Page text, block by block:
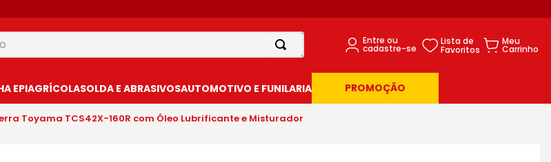
EPIAGRÍCOLASOLDA E ABRASIVOSAUTOMOTIVO E FUNILARIA PROMOÇÃO
Toyama TCS42X-160R com Óleo Lubrificante e Misturador